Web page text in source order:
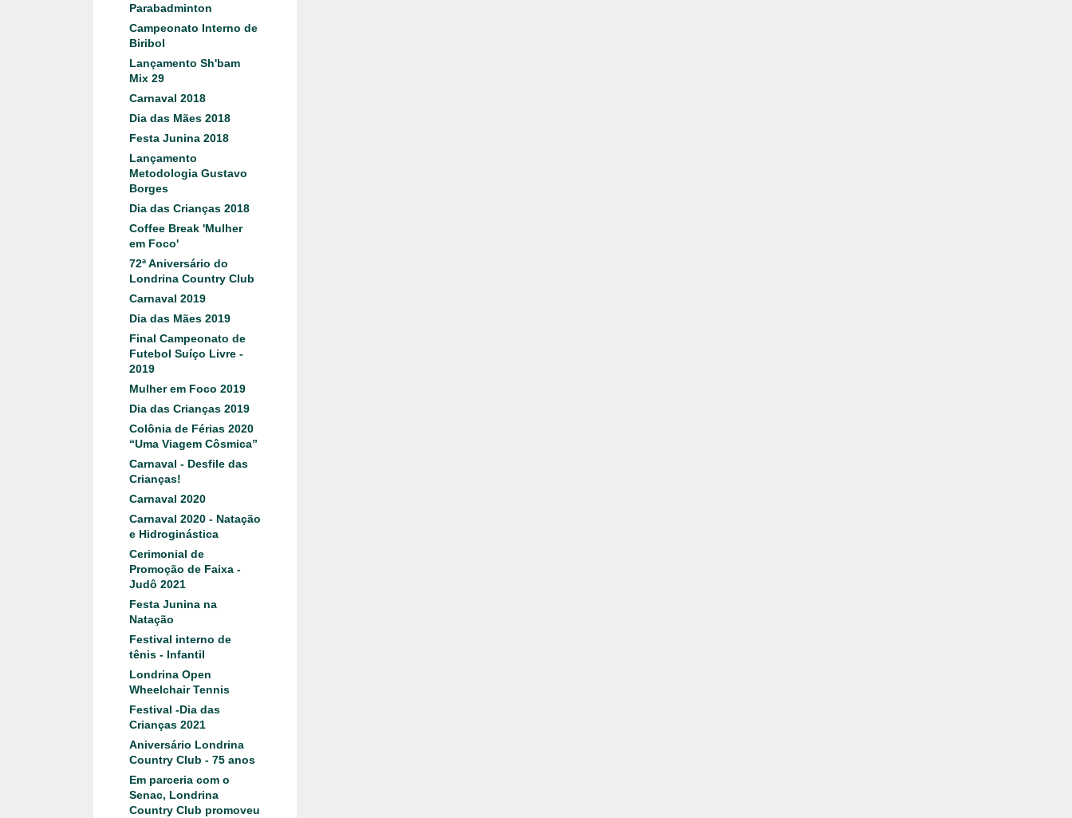
Parabadminton
Campeonato Interno de
Biribol
Lançamento Sh'bam
Mix 29
Carnaval 2018
Dia das Mães 2018
Festa Junina 2018
Lançamento
Metodologia Gustavo
Borges
Dia das Crianças 2018
Coffee Break 'Mulher
em Foco'
72ª Aniversário do
Londrina Country Club
Carnaval 2019
Dia das Mães 2019
Final Campeonato de
Futebol Suíço Livre -
2019
Mulher em Foco 2019
Dia das Crianças 2019
Colônia de Férias 2020
“Uma Viagem Côsmica”
Carnaval - Desfile das
Crianças!
Carnaval 2020
Carnaval 2020 - Natação
e Hidroginástica
Cerimonial de
Promoção de Faixa -
Judô 2021
Festa Junina na
Natação
Festival interno de
tênis - Infantil
Londrina Open
Wheelchair Tennis
Festival -Dia das
Crianças 2021
Aniversário Londrina
Country Club - 75 anos
Em parceria com o
Senac, Londrina
Country Club promoveu